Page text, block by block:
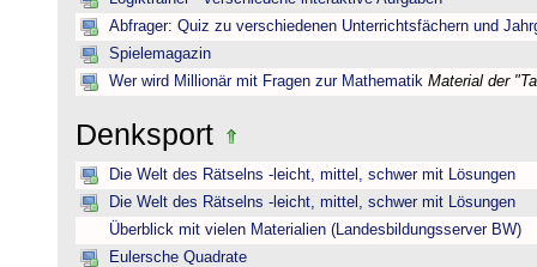
Abfrager: Quiz zu verschiedenen Unterrichtsfächern und
Spielemagazin
Wer wird Millionär mit Fragen zur Mathematik Material der
Denksport
Die Welt des Rätselns -leicht, mittel, schwer mit Lösungen
Die Welt des Rätselns -leicht, mittel, schwer mit Lösungen
Überblick mit vielen Materialien (Landesbildungsserver BW)
Eulersche Quadrate